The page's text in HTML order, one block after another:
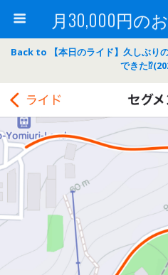
Back to 【本日のライド】久しぶり
できた